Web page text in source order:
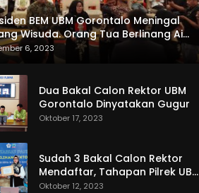
BEM UBM Gorontalo Meningal
Wisuda. Orang Tua Berlinang Air
Menerima SKL dan Pemasangan
6, 2023
Dua Bakal Calon Rektor UBM
Gorontalo Dinyatakan Gugur
Oktober 17, 2023
Sudah 3 Bakal Calon Rektor
Mendaftar, Tahapan Pilrek UBM
Gorontalo Makin Seru
Oktober 12, 2023